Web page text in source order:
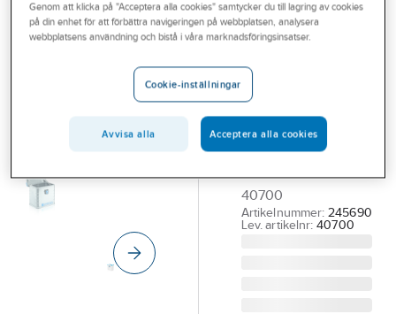
Outlet
Branscher ZARGES
Eurobox
ALUMINIUMBOX
ZARGES EURO
400X300X340MM
40700
Artikelnummer: 245690
Lev. artikelnr: 40700
Genom att klicka på "Acceptera alla cookies" samtycker du till lagring av cookies
på din enhet för att förbättra navigeringen på webbplatsen, analysera
webbplatsens användning och bistå i våra marknadsföringsinsatser.
Cookie-inställningar
Avvisa alla Acceptera alla cookies